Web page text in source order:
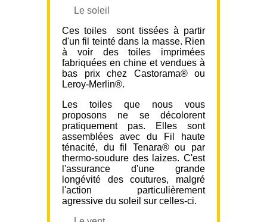
Le soleil
Ces toiles sont tissées à partir
d'un fil teinté dans la masse. Rien
à voir des toiles imprimées
fabriquées en chine et vendues à
bas prix chez Castorama® ou
Leroy-Merlin®.
Les toiles que nous vous
proposons ne se décolorent
pratiquement pas. Elles sont
assemblées avec du Fil haute
ténacité, du fil Tenara® ou par
thermo-soudure des laizes. C'est
l'assurance d'une grande
longévité des coutures, malgré
l'action particulièrement
agressive du soleil sur celles-ci.